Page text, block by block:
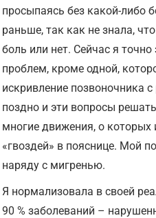
просыпаясь без какой-либо
раньше, так как не знала,
боль или нет. Сейчас я
проблем, кроме одной,
искривление позвоночника
поздно и эти вопросы
многие движения, о которых
«гвоздей» в пояснице. Мой
наряду с мигренью.
Я нормализовала в своей
90 % заболеваний –